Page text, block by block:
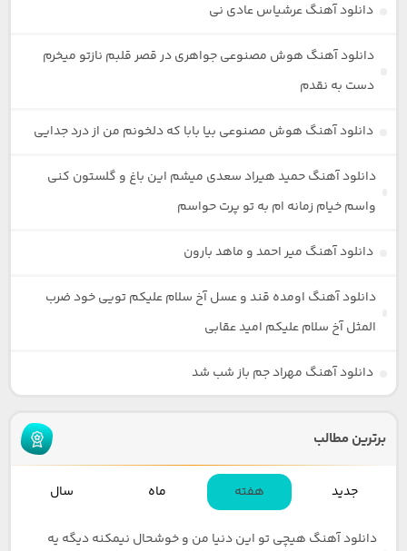
دانلود آهنگ عرشیاس عادی نی
دانلود آهنگ هوش مصنوعی جواهری در قصر قلبم نازتو میخرم
دست به نقدم
دانلود آهنگ هوش مصنوعی بیا بابا که دلخونم من از درد جدایی
دانلود آهنگ حمید هیراد سعدی میشم این باغ و گلستون کنی
واسم خیام زمانه ام به تو پرت حواسم
دانلود آهنگ میر احمد و ماهد بارون
دانلود آهنگ اومده قند و عسل آخ سلام علیکم تویی خود ضرب
المثل آخ سلام علیکم امید عقابی
دانلود آهنگ مهراد جم باز شب شد
برترین مطالب
جدید هفته ماه سال
دانلود آهنگ هیچی تو این دنیا من و خوشحال نیمکنه دیگه یه